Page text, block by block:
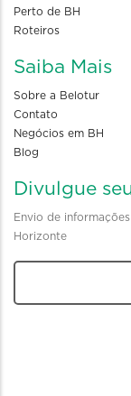
Perto de BH
Roteiros
Saiba Mais
Sobre a Belotur
Contato
Negócios em BH
Blog
Divulgue
Envio de
Horizonte